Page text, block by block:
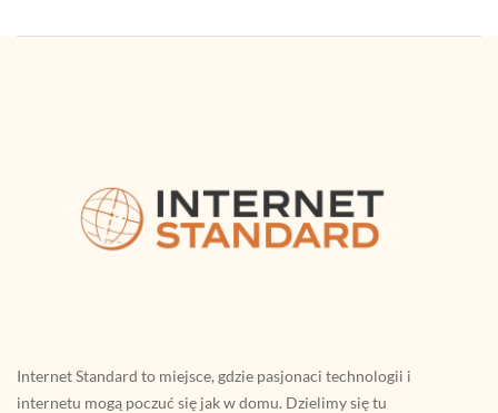
Internet Standard to miejsce, gdzie pasjonaci technologii i
internetu mogą poczuć się jak w domu. Dzielimy się tu